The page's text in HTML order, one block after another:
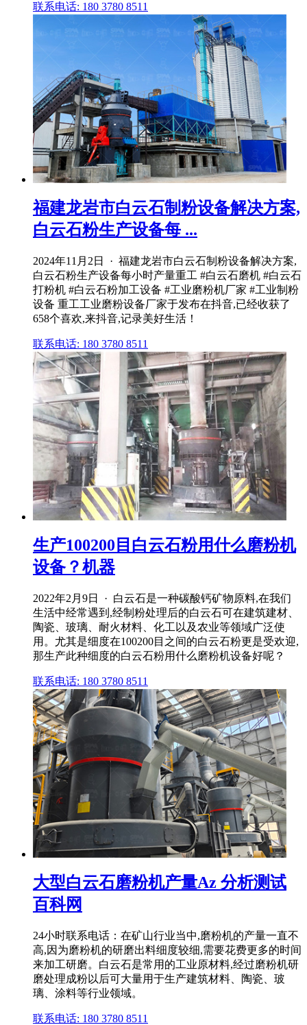
联系电话: 180 3780 8511
福建龙岩市白云石制粉设备解决方案,
白云石粉生产设备每 ...
2024年11月2日 · 福建龙岩市白云石制粉设备解决方案,
白云石粉生产设备每小时产量重工 #白云石磨机 #白云石
打粉机 #白云石粉加工设备 #工业磨粉机厂家 #工业制粉
设备 重工工业磨粉设备厂家于发布在抖音,已经收获了
658个喜欢,来抖音,记录美好生活！
联系电话: 180 3780 8511
生产100200目白云石粉用什么磨粉机
设备？机器
2022年2月9日 · 白云石是一种碳酸钙矿物原料,在我们
生活中经常遇到,经制粉处理后的白云石可在建筑建材、
陶瓷、玻璃、耐火材料、化工以及农业等领域广泛使
用。尤其是细度在100200目之间的白云石粉更是受欢迎,
那生产此种细度的白云石粉用什么磨粉机设备好呢？
联系电话: 180 3780 8511
大型白云石磨粉机产量Az 分析测试
百科网
24小时联系电话：在矿山行业当中,磨粉机的产量一直不
高,因为磨粉机的研磨出料细度较细,需要花费更多的时间
来加工研磨。白云石是常用的工业原材料,经过磨粉机研
磨处理成粉以后可大量用于生产建筑材料、陶瓷、玻
璃、涂料等行业领域。
联系电话: 180 3780 8511